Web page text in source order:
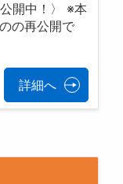
開中！〉 ※本
の再公開で
詳細へ